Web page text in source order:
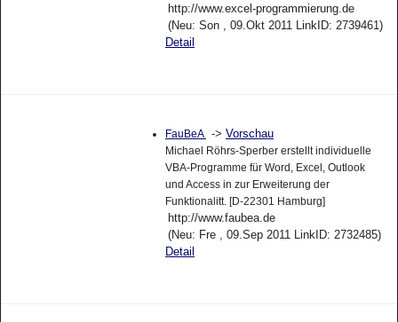
http://www.excel-programmierung.de
(Neu: Son , 09.Okt 2011 LinkID: 2739461)
Detail
FauBeA -> Vorschau
Michael Röhrs-Sperber erstellt individuelle
VBA-Programme für Word, Excel, Outlook
und Access in zur Erweiterung der
Funktionalitt. [D-22301 Hamburg]
http://www.faubea.de
(Neu: Fre , 09.Sep 2011 LinkID: 2732485)
Detail